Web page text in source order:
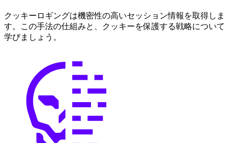
クッキーロギングは機密性の高いセッション情報を取得しま
す。この手法の仕組みと、クッキーを保護する戦略について
学びましょう。